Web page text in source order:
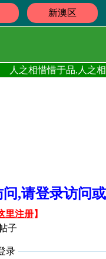
新澳区
人之相惜惜于品,人之
问,请登录访问
里注册】
子
录